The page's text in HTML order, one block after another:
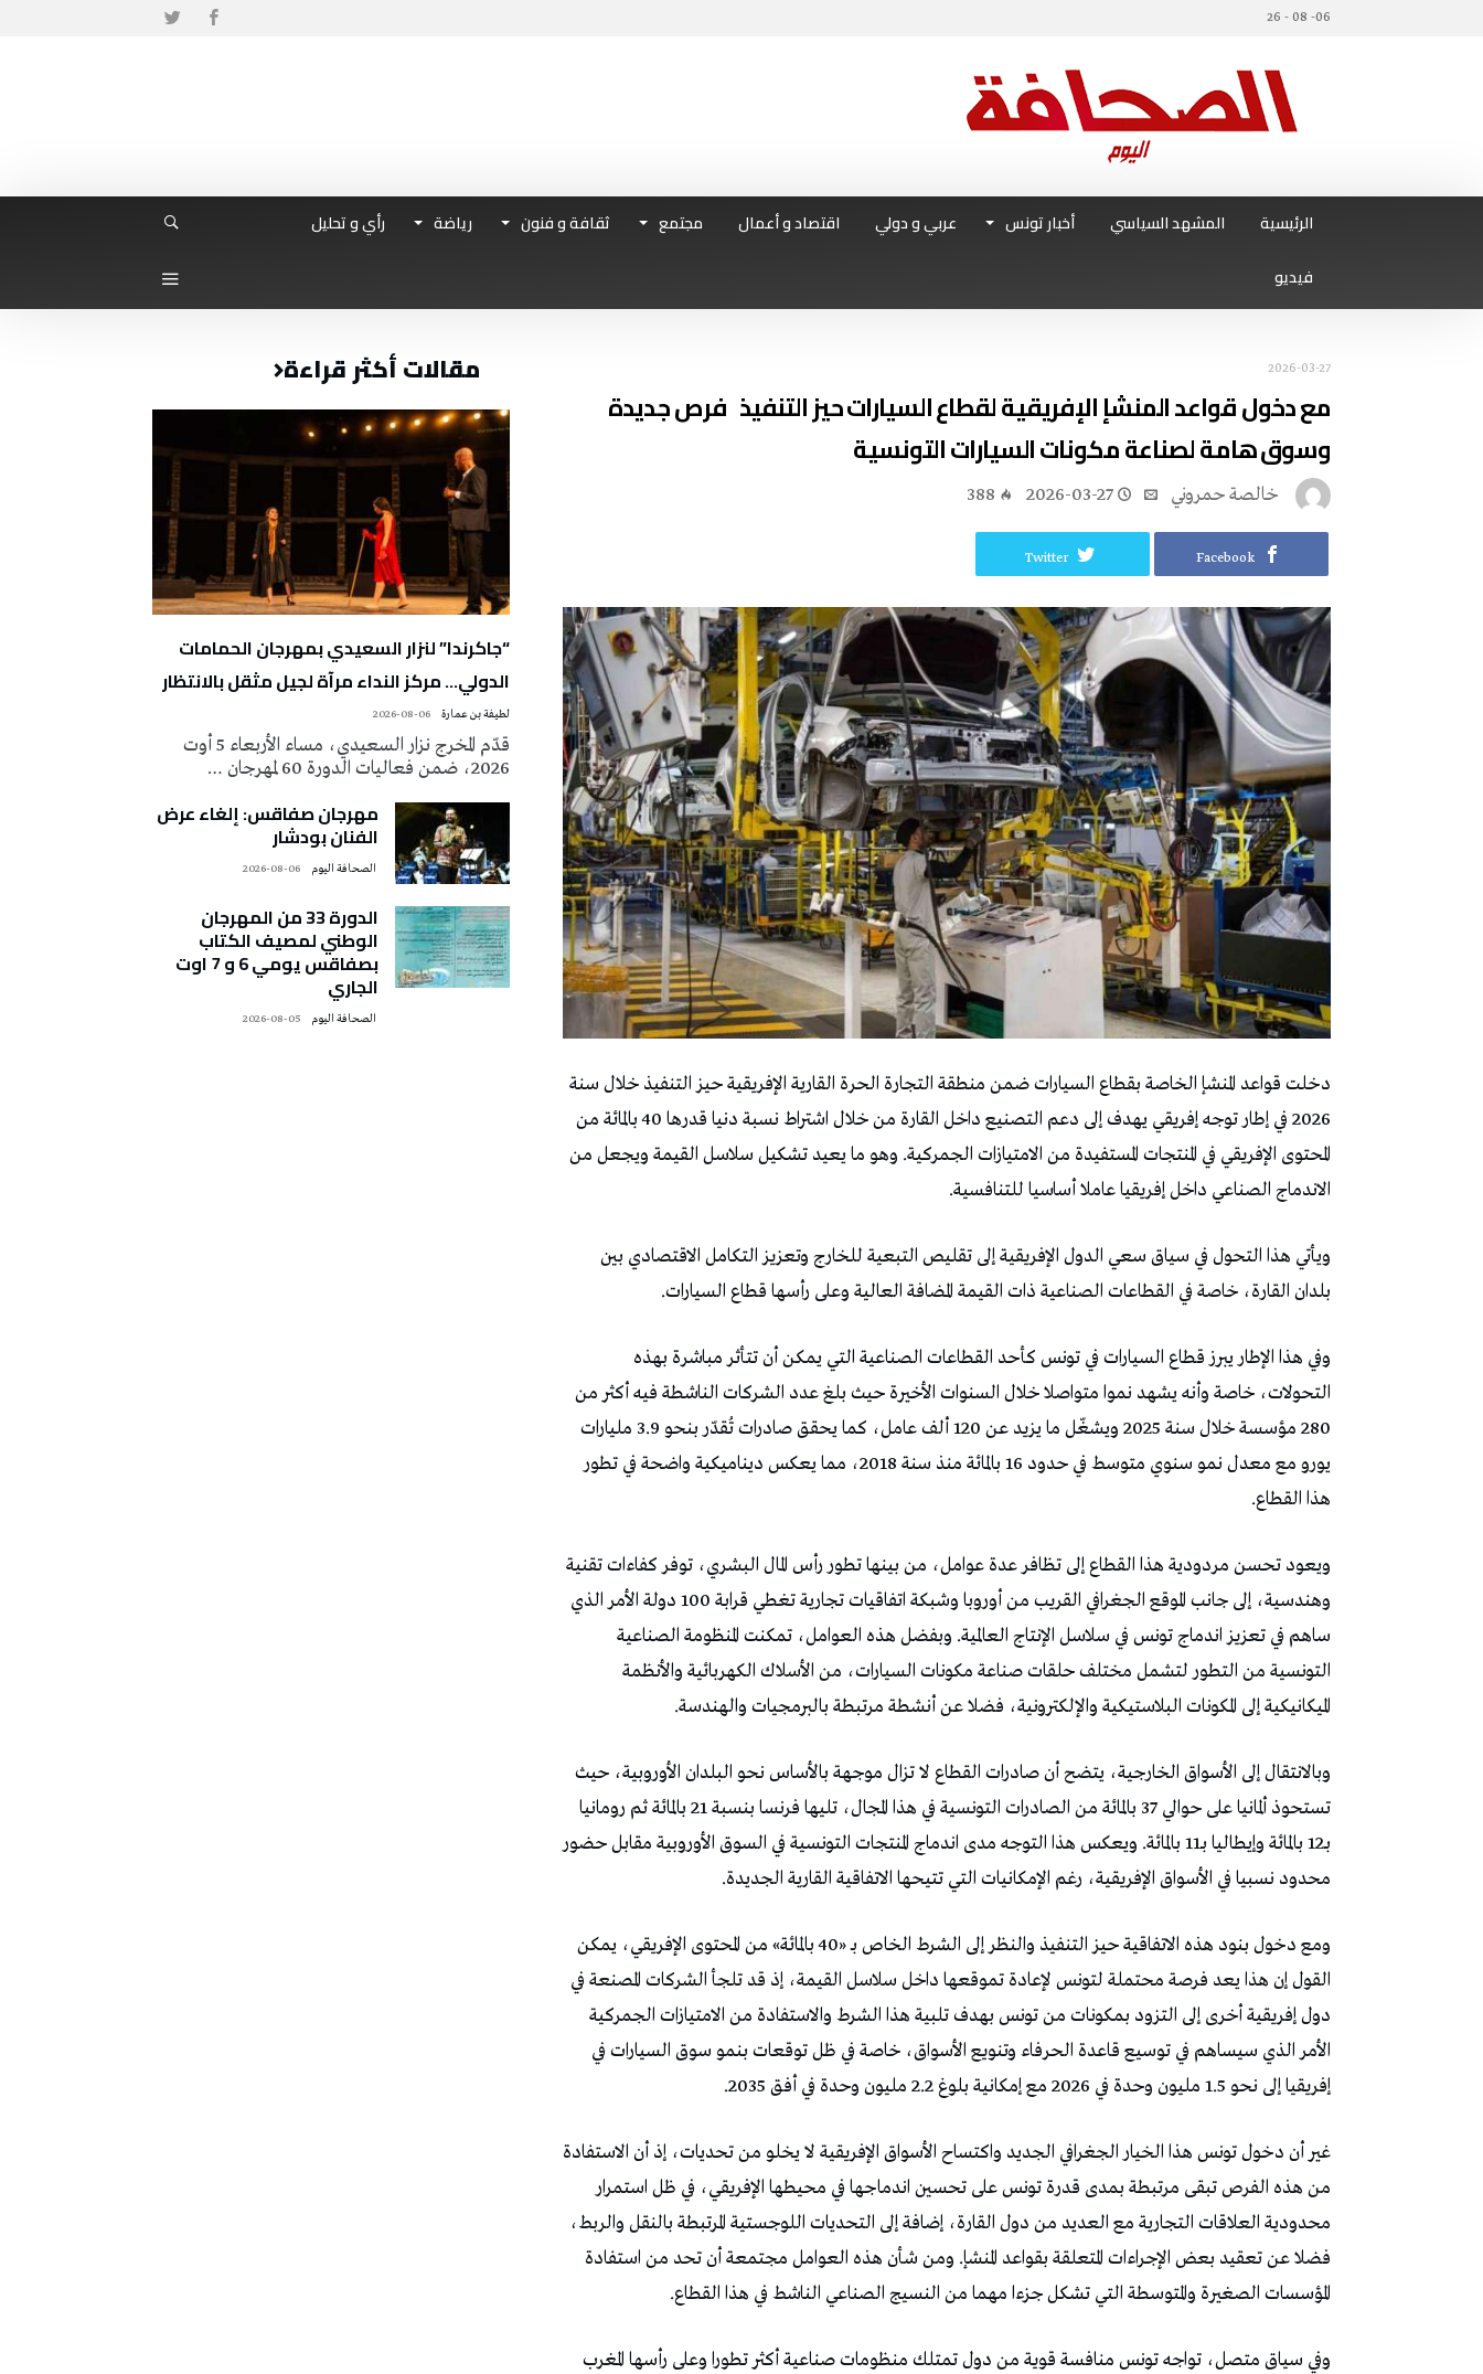
06- 08 - 26
الرئيسية المشهد السياسي أخبار تونس عربي و دولي اقتصاد و أعمال مجتمع ثقافة و فنون رياضة
رأي و تحليل
فيديو
2026-03-27
مع دخول قواعد المنشإ الإفريقية لقطاع السيارات حيز التنفيذ فرص جديدة
وسوق هامة لصناعة مكونات السيارات التونسية
خالصة حمروني 2026-03-27
388
Facebook
Twitter
دخلت قواعد المنشإ الخاصة بقطاع السيارات ضمن منطقة التجارة الحرة القارية الإفريقية حيز التنفيذ خلال سنة
2026 في إطار توجه إفريقي يهدف إلى دعم التصنيع داخل القارة من خلال اشتراط نسبة دنيا قدرها 40 بالمائة من
المحتوى الإفريقي في المنتجات المستفيدة من الامتيازات الجمركية. وهو ما يعيد تشكيل سلاسل القيمة ويجعل من
الاندماج الصناعي داخل إفريقيا عاملا أساسيا للتنافسية.
ويأتي هذا التحول في سياق سعي الدول الإفريقية إلى تقليص التبعية للخارج وتعزيز التكامل الاقتصادي بين
بلدان القارة، خاصة في القطاعات الصناعية ذات القيمة المضافة العالية وعلى رأسها قطاع السيارات.
وفي هذا الإطار يبرز قطاع السيارات في تونس كأحد القطاعات الصناعية التي يمكن أن تتأثر مباشرة بهذه
التحولات، خاصة وأنه يشهد نموا متواصلا خلال السنوات الأخيرة حيث بلغ عدد الشركات الناشطة فيه أكثر من
280 مؤسسة خلال سنة 2025 ويشغّل ما يزيد عن 120 ألف عامل، كما يحقق صادرات تُقدّر بنحو 3.9 مليارات
يورو مع معدل نمو سنوي متوسط في حدود 16 بالمائة منذ سنة 2018، مما يعكس ديناميكية واضحة في تطور
هذا القطاع.
ويعود تحسن مردودية هذا القطاع إلى تظافر عدة عوامل، من بينها تطور رأس المال البشري، توفر كفاءات تقنية
وهندسية، إلى جانب الموقع الجغرافي القريب من أوروبا وشبكة اتفاقيات تجارية تغطي قرابة 100 دولة الأمر الذي
ساهم في تعزيز اندماج تونس في سلاسل الإنتاج العالمية. وبفضل هذه العوامل، تمكنت المنظومة الصناعية
التونسية من التطور لتشمل مختلف حلقات صناعة مكونات السيارات، من الأسلاك الكهربائية والأنظمة
الميكانيكية إلى المكونات البلاستيكية والإلكترونية، فضلا عن أنشطة مرتبطة بالبرمجيات والهندسة.
وبالانتقال إلى الأسواق الخارجية، يتضح أن صادرات القطاع لا تزال موجهة بالأساس نحو البلدان الأوروبية، حيث
تستحوذ ألمانيا على حوالي 37 بالمائة من الصادرات التونسية في هذا المجال، تليها فرنسا بنسبة 21 بالمائة ثم رومانيا
بـ12 بالمائة وإيطاليا بـ11 بالمائة. ويعكس هذا التوجه مدى اندماج المنتجات التونسية في السوق الأوروبية مقابل حضور
محدود نسبيا في الأسواق الإفريقية، رغم الإمكانيات التي تتيحها الاتفاقية القارية الجديدة.
ومع دخول بنود هذه الاتفاقية حيز التنفيذ والنظر إلى الشرط الخاص بـ «40 بالمائة» من المحتوى الإفريقي، يمكن
القول إن هذا يعد فرصة محتملة لتونس لإعادة تموقعها داخل سلاسل القيمة، إذ قد تلجأ الشركات المصنعة في
دول إفريقية أخرى إلى التزود بمكونات من تونس بهدف تلبية هذا الشرط والاستفادة من الامتيازات الجمركية
الأمر الذي سيساهم في توسيع قاعدة الحرفاء وتنويع الأسواق، خاصة في ظل توقعات بنمو سوق السيارات في
إفريقيا إلى نحو 1.5 مليون وحدة في 2026 مع إمكانية بلوغ 2.2 مليون وحدة في أفق 2035.
غير أن دخول تونس هذا الخيار الجغرافي الجديد واكتساح الأسواق الإفريقية لا يخلو من تحديات، إذ أن الاستفادة
من هذه الفرص تبقى مرتبطة بمدى قدرة تونس على تحسين اندماجها في محيطها الإفريقي، في ظل استمرار
محدودية العلاقات التجارية مع العديد من دول القارة، إضافة إلى التحديات اللوجستية المرتبطة بالنقل والربط،
فضلا عن تعقيد بعض الإجراءات المتعلقة بقواعد المنشإ. ومن شأن هذه العوامل مجتمعة أن تحد من استفادة
المؤسسات الصغيرة والمتوسطة التي تشكل جزءا مهما من النسيج الصناعي الناشط في هذا القطاع.
وفي سياق متصل، تواجه تونس منافسة قوية من دول تمتلك منظومات صناعية أكثر تطورا وعلى رأسها المغرب
مقالات أكثر قراءة
“جاكرندا” لنزار السعيدي بمهرجان الحمامات
الدولي… مركز النداء مرآة لجيل مثقل بالانتظار
لطيفة بن عمارة 2026-08-06
قدّم المخرج نزار السعيدي، مساء الأربعاء 5 أوت
2026، ضمن فعاليات الدورة 60 لمهرجان …
مهرجان صفاقس: إلغاء عرض
الفنان بودشار
2026-08-06
الدورة 33 من المهرجان
الوطني لمصيف الكتاب
بصفاقس يومي 6 و 7 اوت
الجاري
2026-08-05